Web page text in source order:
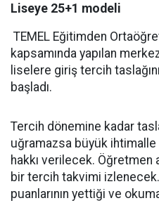
Liseye 25+1 modeli
TEMEL Eğitimden
kapsamında yapılan
liselere giriş tercih
başladı.
Tercih dönemine kadar
uğramazsa büyük
hakkı verilecek. Öğretmen
bir tercih takvimi
puanlarının yettiği ve